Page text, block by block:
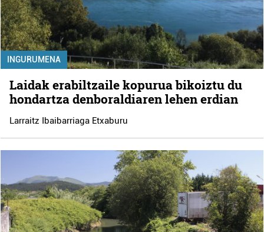
INGURUMENA
Laidak erabiltzaile kopurua bikoiztu du
hondartza denboraldiaren lehen erdian
Larraitz Ibaibarriaga Etxaburu